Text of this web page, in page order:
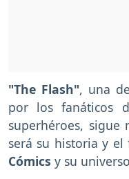
"The Flash", una
por los fanáticos
superhéroes, sigue
será su historia y
Cómics y su